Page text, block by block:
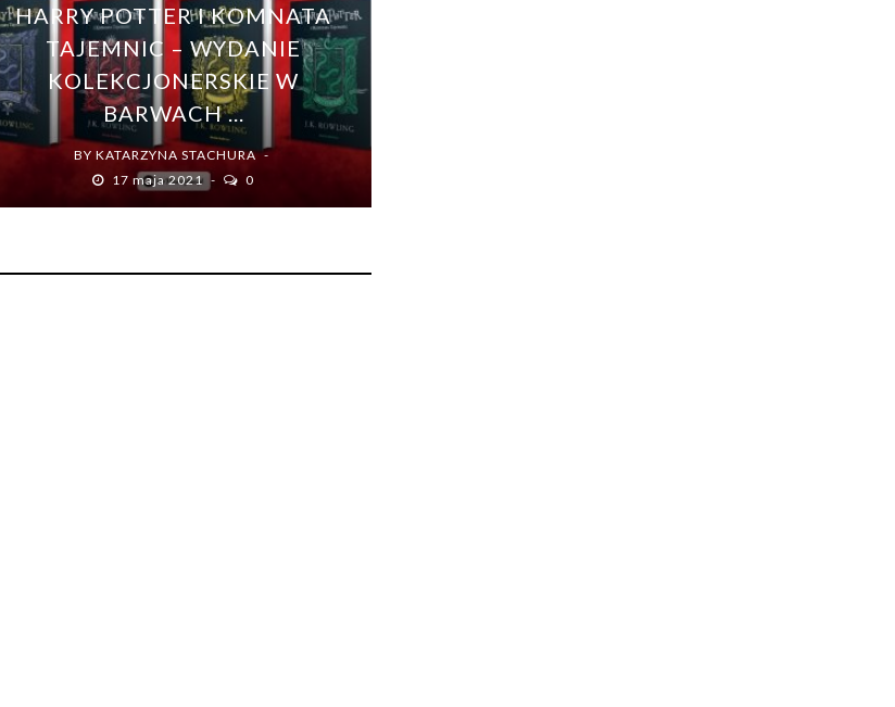
HARRY POTTER I KOMNATA
TAJEMNIC – WYDANIE
KOLEKCJONERSKIE W
BARWACH ...
BY KATARZYNA STACHURA
17 maja 2021
0